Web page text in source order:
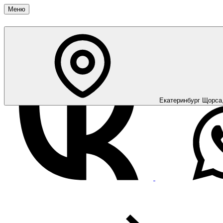
Меню
Екатеринбург